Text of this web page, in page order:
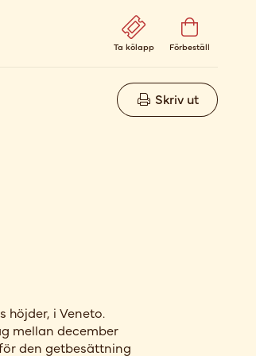
Ta kölapp Förbeställ
Skriv ut
höjder, i Veneto.
mellan december
den getbesättning